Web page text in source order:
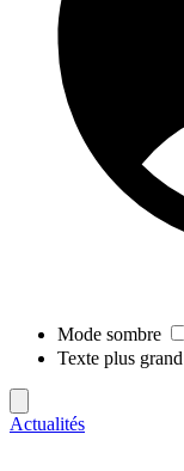
Mode sombre
Texte plus grand
Actualités